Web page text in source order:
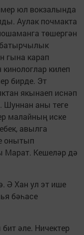
юл вокзалында
Аулак почмакта
төшергән
гына карап
килеп
бирде. Эт
якынаеп иснәп
Шуннан аны теге
малайның иске
авылга
онытып
Марат. Кешеләр дә
Ә Хан ул эт ише
бәһасе
әле. Ничектер